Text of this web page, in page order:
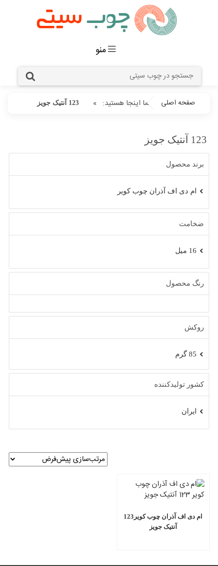
منو
شما اینجا هستید: صفحه اصلی » 123 آنتیک جویز
123 آنتیک جویز
برند محصول
ام دی اف آذران چوب کویر
ضخامت
16 میل
رنگ محصول
روکش
85 گرم
کشور تولیدکننده
ایران
ام دی اف آذران چوب کویر123
آنتیک جویز